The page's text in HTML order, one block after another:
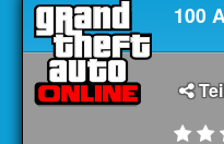
100